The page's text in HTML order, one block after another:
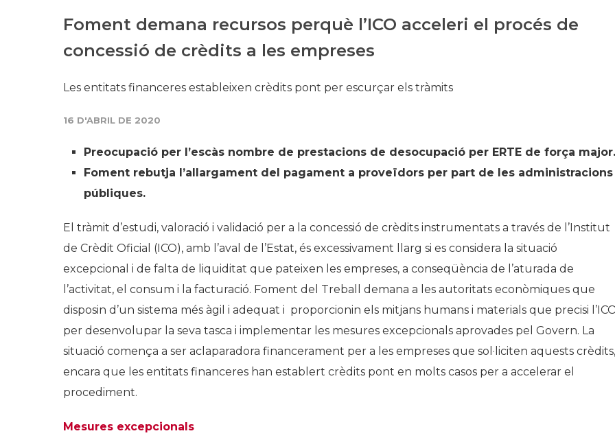
Foment demana recursos perquè l’ICO acceleri el procés de
concessió de crèdits a les empreses
Les entitats financeres estableixen crèdits pont per escurçar els tràmits
16 D'ABRIL DE 2020
Preocupació per l’escàs nombre de prestacions de desocupació per ERTE de força major.
Foment rebutja l’allargament del pagament a proveïdors per part de les administracions
públiques.
El tràmit d’estudi, valoració i validació per a la concessió de crèdits instrumentats a través de l’Institut
de Crèdit Oficial (ICO), amb l’aval de l’Estat, és excessivament llarg si es considera la situació
excepcional i de falta de liquiditat que pateixen les empreses, a conseqüència de l’aturada de
l’activitat, el consum i la facturació. Foment del Treball demana a les autoritats econòmiques que
disposin d’un sistema més àgil i adequat i proporcionin els mitjans humans i materials que precisi
per desenvolupar la seva tasca i implementar les mesures excepcionals aprovades pel Govern. La
situació comença a ser aclaparadora financerament per a les empreses que sol·liciten aquests crèdits,
encara que les entitats financeres han establert crèdits pont en molts casos per a accelerar el
procediment.
Mesures excepcionals